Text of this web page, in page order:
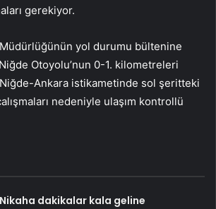
gerekiyor.
yol durumu bültenine
Otoyolu’nun 0-1. kilometreleri
Niğde-Ankara istikametinde sol şeritteki
nedeniyle ulaşım kontrollü
Nikaha dakikalar kala geline